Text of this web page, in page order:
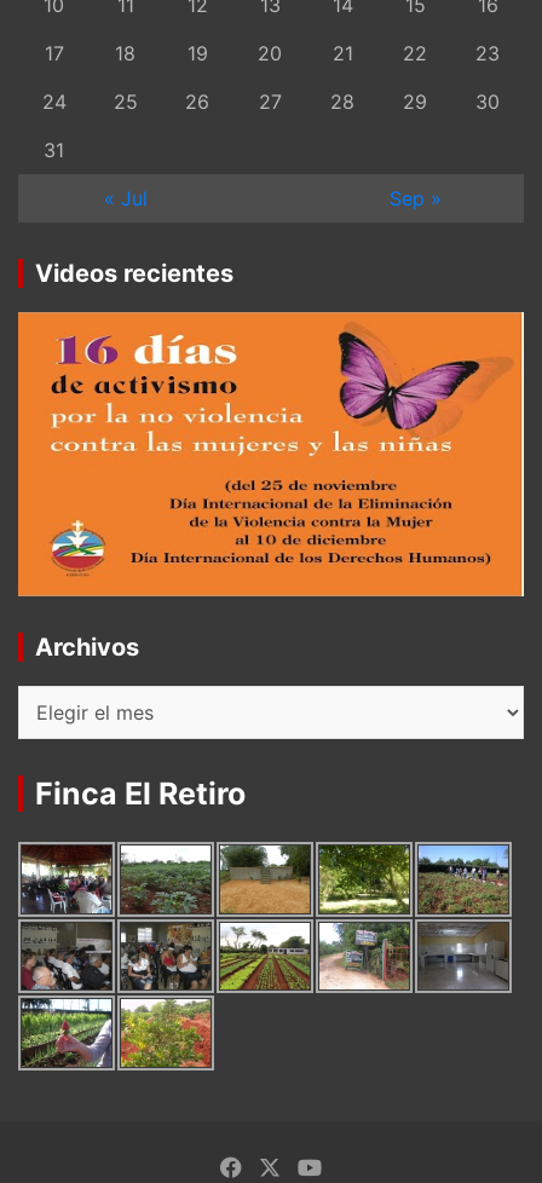
10
11 12 13 14 15
16
17
18 19 20 21 22
23
24
25 26 27 28 29
30
31
« Jul
Sep »
Videos recientes
Archivos
Archivos
Finca El Retiro